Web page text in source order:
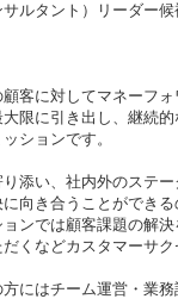
ルタント）リーダー
客に対してマネーフ
限に引き出し、継続
ションです。
添い、社内外のステ
向き合うことができ
ンでは顧客課題の解
くなどカスタマーサク
にはチーム運営・業